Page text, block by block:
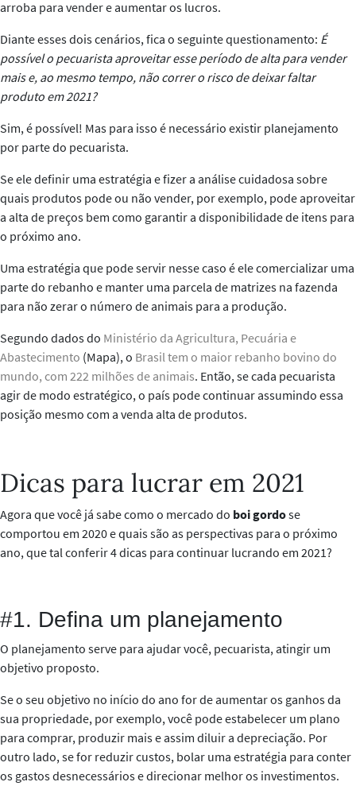
arroba para vender e aumentar os lucros.
Diante esses dois cenários, fica o seguinte questionamento: É
possível o pecuarista aproveitar esse período de alta para vender
mais e, ao mesmo tempo, não correr o risco de deixar faltar
produto em 2021?
Sim, é possível! Mas para isso é necessário existir planejamento
por parte do pecuarista.
Se ele definir uma estratégia e fizer a análise cuidadosa sobre
quais produtos pode ou não vender, por exemplo, pode aproveitar
a alta de preços bem como garantir a disponibilidade de itens para
o próximo ano.
Uma estratégia que pode servir nesse caso é ele comercializar uma
parte do rebanho e manter uma parcela de matrizes na fazenda
para não zerar o número de animais para a produção.
Segundo dados do Ministério da Agricultura, Pecuária e
Abastecimento (Mapa), o Brasil tem o maior rebanho bovino do
mundo, com 222 milhões de animais. Então, secada pecuarista
agir de modo estratégico, o país pode continuar assumindo essa
posição mesmo com a venda alta de produtos.
Dicas para lucrar em 2021
Agora que você já sabe como o mercado do boi gordose
comportou em 2020 e quais são as perspectivas para o próximo
ano, que tal conferir 4 dicas para continuar lucrando em 2021?
#1. Defina um planejamento
O planejamento serve para ajudar você, pecuarista, atingir um
objetivo proposto.
Se o seu objetivo no início do ano for de aumentar os ganhos da
sua propriedade, por exemplo, você pode estabelecer um plano
para comprar, produzir mais e assim diluir a depreciação. Por
outro lado, se for reduzir custos, bolar uma estratégia para conter
os gastos desnecessários e direcionar melhor os investimentos.